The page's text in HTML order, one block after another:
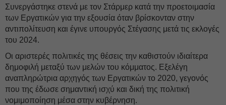
Συνεργάστηκε στενά με τον Στάρμερ κατά την προετοιμασία
των Εργατικών για την εξουσία όταν βρίσκονταν στην
αντιπολίτευση και έγινε υπουργός Στέγασης μετά τις εκλογές
του 2024.
Οι αριστερές πολιτικές της θέσεις την καθιστούν ιδιαίτερα
δημοφιλή μεταξύ των μελών του κόμματος. Εξελέγη
αναπληρώτρια αρχηγός των Εργατικών το 2020, γεγονός
που της έδωσε σημαντική ισχύ και δική της πολιτική
νομιμοποίηση μέσα στην κυβέρνηση.